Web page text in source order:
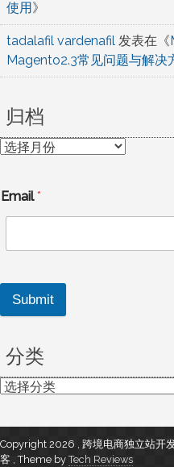
使用》
tadalafil vardenafil 发表在《
Magento2.3常见问题与解决
归档
归
Email*
Submit
分类
分
Copyright 2026 , 跨境电商独立站开
客 ,Theme byTech Reviews